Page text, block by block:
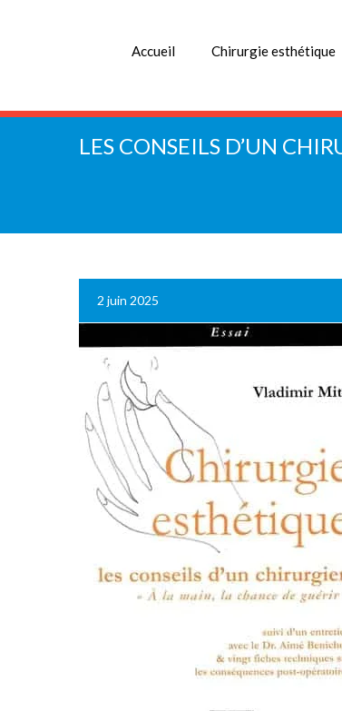
Accueil Chirurgie esthétique
LES CONSEILS D’UN
2 juin 2025